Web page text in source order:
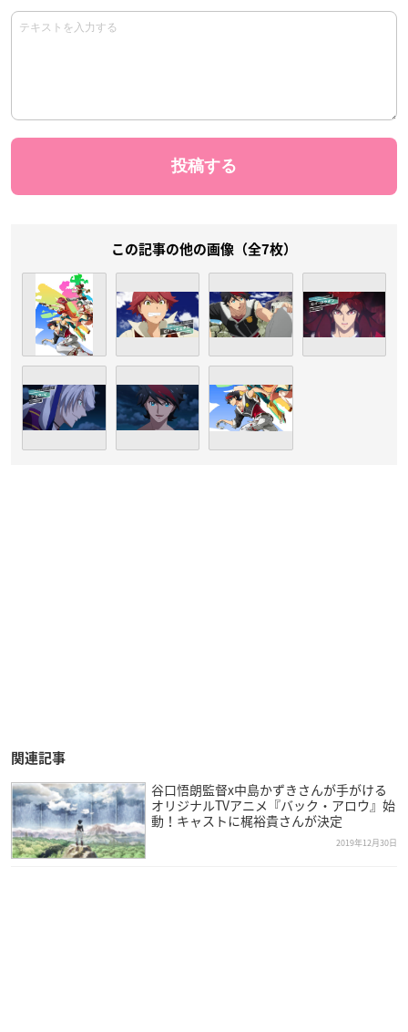
この記事の他の画像（全7枚）
関連記事
谷口悟朗監督x中島かずきさんが手がける
オリジナルTVアニメ『バック・アロウ』始
動！キャストに梶裕貴さんが決定
2019年12月30日